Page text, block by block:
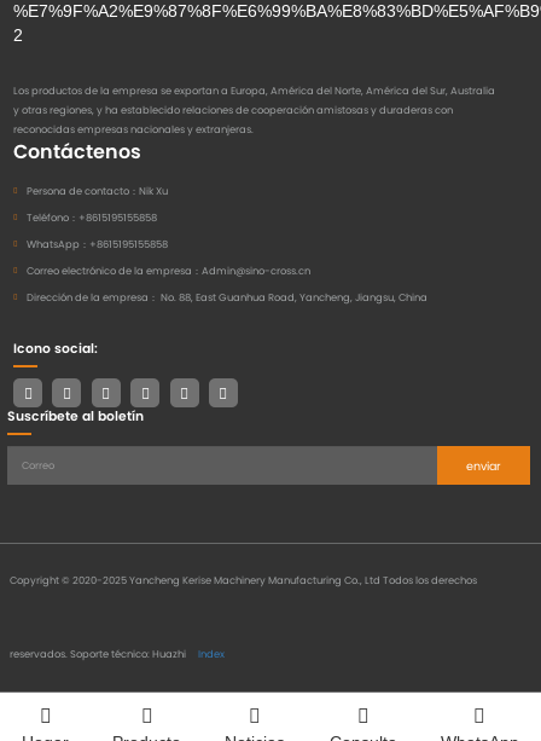
Los productos de la empresa se exportan a Europa, América del Norte, América del Sur, Australia
y otras regiones, y ha establecido relaciones de cooperación amistosas y duraderas con
reconocidas empresas nacionales y extranjeras.
Contáctenos
Persona de contacto： Nik Xu
Teléfono： +8615195155858
WhatsApp： +8615195155858
Correo electrónico de la empresa： Admin@sino-cross.cn
Dirección de la empresa： No. 88, East Guanhua Road, Yancheng, Jiangsu, China
Icono social:
Suscríbete al boletín
enviar
Copyright © 2020-2025 Yancheng Kerise Machinery Manufacturing Co., Ltd Todos los derechos
reservados.Soporte técnico: Huazhi Index